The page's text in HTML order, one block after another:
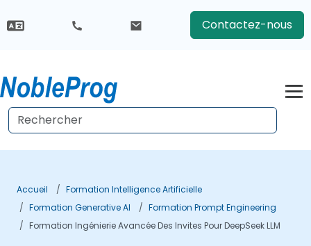
Contactez-nous
Accueil
Formation Intelligence Artificielle
Formation Generative AI
Formation Prompt Engineering
Formation Ingénierie Avancée Des Invites Pour DeepSeek LLM